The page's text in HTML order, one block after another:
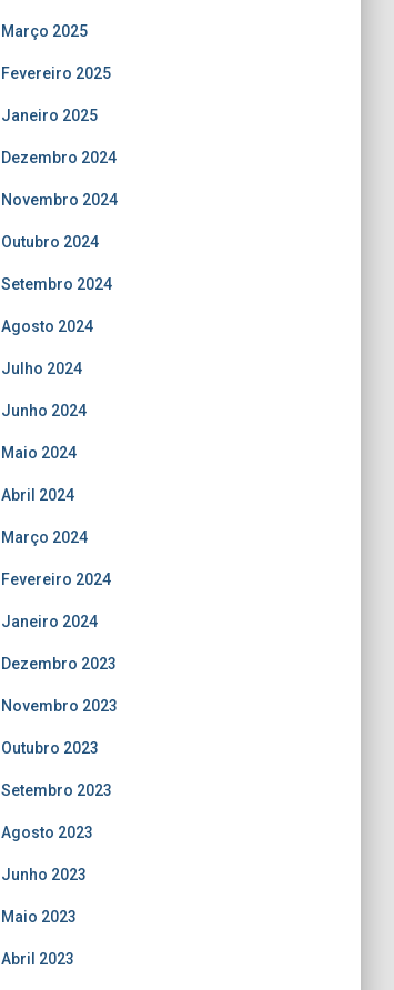
Março 2025
Fevereiro 2025
Janeiro 2025
Dezembro 2024
Novembro 2024
Outubro 2024
Setembro 2024
Agosto 2024
Julho 2024
Junho 2024
Maio 2024
Abril 2024
Março 2024
Fevereiro 2024
Janeiro 2024
Dezembro 2023
Novembro 2023
Outubro 2023
Setembro 2023
Agosto 2023
Junho 2023
Maio 2023
Abril 2023